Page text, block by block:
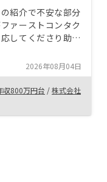
紹介で不安な部分
ァーストコンタク
してくださり助か
ポートはとても丁寧
アフターケアも充
おすすめできます。
2026年08月04日
収800万円台 /株式会社